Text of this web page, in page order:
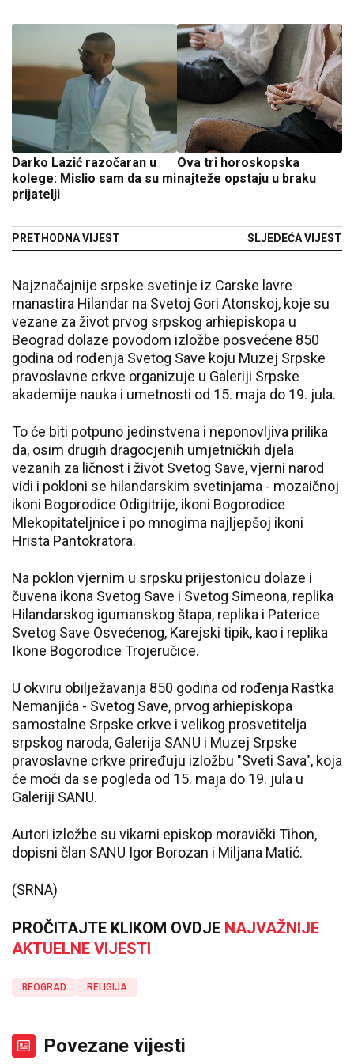
Darko Lazić razočaran u
kolege: Mislio sam da su mi
prijatelji
PRETHODNA VIJEST
Ova tri horoskopska
najteže opstaju u braku
SLJEDEĆA VIJEST
Najznačajnije srpske svetinje iz Carske lavre
manastira Hilandar na Svetoj Gori Atonskoj, koje su
vezane za život prvog srpskog arhiepiskopa u
Beograd dolaze povodom izložbe posvećene 850
godina od rođenja Svetog Save koju Muzej Srpske
pravoslavne crkve organizuje u Galeriji Srpske
akademije nauka i umetnosti od 15. maja do 19. jula.
To će biti potpuno jedinstvena i neponovljiva prilika
da, osim drugih dragocjenih umjetničkih djela
vezanih za ličnost i život Svetog Save, vjerni narod
vidi i pokloni se hilandarskim svetinjama - mozaičnoj
ikoni Bogorodice Odigitrije, ikoni Bogorodice
Mlekopitateljnice i po mnogima najljepšoj ikoni
Hrista Pantokratora.
Na poklon vjernim u srpsku prijestonicu dolaze i
čuvena ikona Svetog Save i Svetog Simeona, replika
Hilandarskog igumanskog štapa, replika i Paterice
Svetog Save Osvećenog, Karejski tipik, kao i replika
Ikone Bogorodice Trojeručice.
U okviru obilježavanja 850 godina od rođenja Rastka
Nemanjića - Svetog Save, prvog arhiepiskopa
samostalne Srpske crkve i velikog prosvetitelja
srpskog naroda, Galerija SANU i Muzej Srpske
pravoslavne crkve priređuju izložbu "Sveti Sava", koja
će moći da se pogleda od 15. maja do 19. jula u
Galeriji SANU.
Autori izložbe su vikarni episkop moravički Tihon,
dopisni član SANU Igor Borozan i Miljana Matić.
(SRNA)
PROČITAJTE KLIKOM OVDJE NAJVAŽNIJE
AKTUELNE VIJESTI
BEOGRAD RELIGIJA
Povezane vijesti